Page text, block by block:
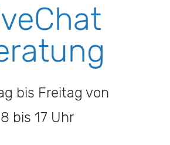
bis Freitag von
8 bis 17 Uhr